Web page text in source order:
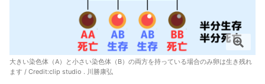
大きい染色体（A）と小さい染色体（B）の両方を持っている場合のみ卵は生き残れ
ます / Credit:clip studio . 川勝康弘